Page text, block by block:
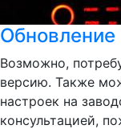
Обновление
Возможно,
версию. Также
настроек на
консультацией,